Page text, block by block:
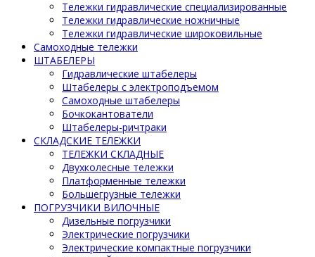
Тележки гидравлические специализированные
Тележки гидравлические ножничные
Тележки гидравлические широковильные
Самоходные тележки
ШТАБЕЛЕРЫ
Гидравлические штабелеры
Штабелеры с электроподъемом
Самоходные штабелеры
Бочкокантователи
Штабелеры-ричтраки
СКЛАДСКИЕ ТЕЛЕЖКИ
ТЕЛЕЖКИ СКЛАДНЫЕ
Двухколесные тележки
Платформенные тележки
Большегрузные тележки
ПОГРУЗЧИКИ ВИЛОЧНЫЕ
Дизельные погрузчики
Электрические погрузчики
Электрические компактные погрузчики